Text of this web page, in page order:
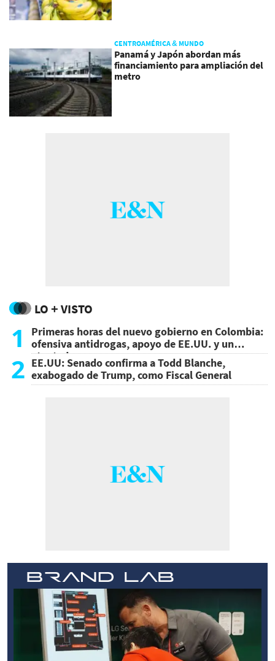
CENTROAMÉRICA & MUNDO
Panamá y Japón abordan más
financiamiento para ampliación del
metro
LO + VISTO
1
Primeras horas del nuevo gobierno en Colombia:
ofensiva antidrogas, apoyo de EE.UU. y un
atentado
2 EE.UU: Senado confirma a Todd Blanche,
exabogado de Trump, como Fiscal General